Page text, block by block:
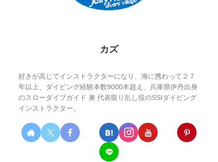
カズ
好きが高じてインストラクターになり、海に携わって２７
年以上、ダイビング経験本数9000本超え、兵庫県伊丹出身
のスローダイブガイド 兼 代表取り乱し役のSSIダイビング
インストラクター。